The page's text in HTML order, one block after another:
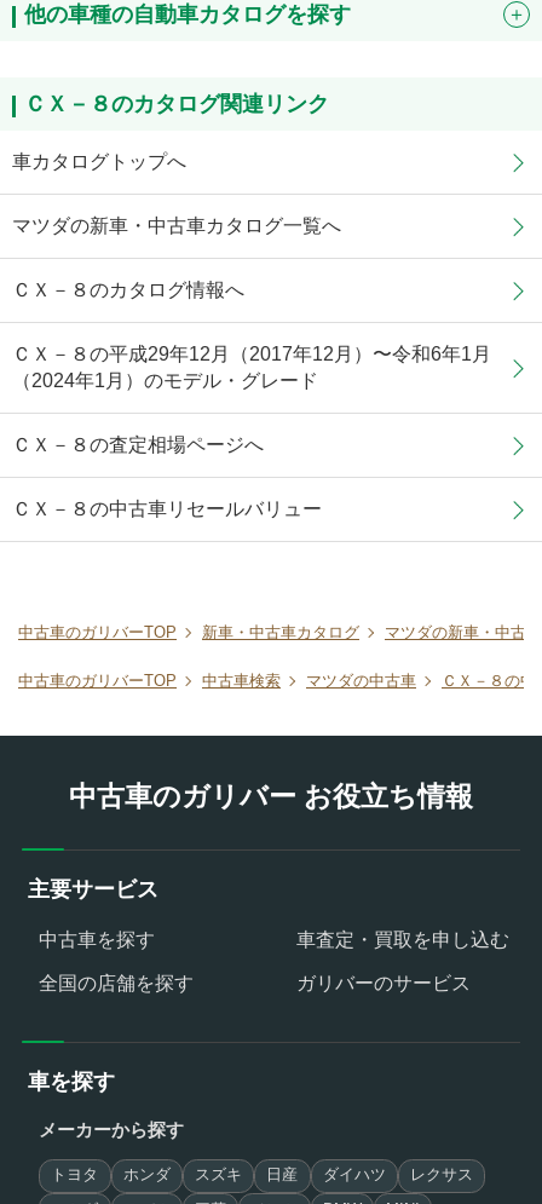
他の車種の自動車カタログを探す
ＣＸ－８のカタログ関連リンク
車カタログトップへ
マツダの新車・中古車カタログ一覧へ
ＣＸ－８のカタログ情報へ
ＣＸ－８の平成29年12月（2017年12月）〜令和6年1月
（2024年1月）のモデル・グレード
ＣＸ－８の査定相場ページへ
ＣＸ－８の中古車リセールバリュー
中古車のガリバーTOP 新車・中古車カタログ マツダの新車・中古
中古車のガリバーTOP 中古車検索 マツダの中古車 ＣＸ－８の中
中古車のガリバー お役立ち情報
主要サービス
中古車を探す
車査定・買取を申し込む
全国の店舗を探す
ガリバーのサービス
車を探す
メーカーから探す
トヨタ ホンダ スズキ 日産 ダイハツ レクサス